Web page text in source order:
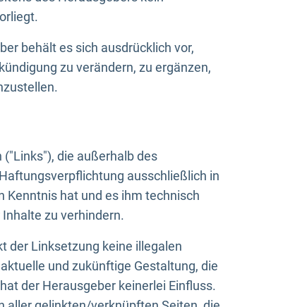
behält es sich ausdrücklich vor,
zu verändern, zu ergänzen,
die außerhalb des
ausschließlich in
Kenntnis hat und es ihm technisch
zu verhindern.
der Linksetzung keine illegalen
und zukünftige Gestaltung, die
der Herausgeber keinerlei Einfluss.